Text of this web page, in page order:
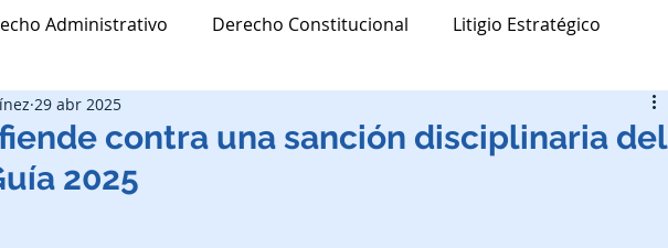
Administrativo Derecho Constitucional Litigio Estratégico
Regulación y tecnología Derecho Tributario
Laboral Cripto activos
contra una sanción disciplinaria del
2025
29 abr 2025